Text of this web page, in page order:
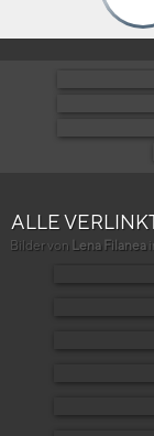
ALLE
Bilder von Lena Filanea